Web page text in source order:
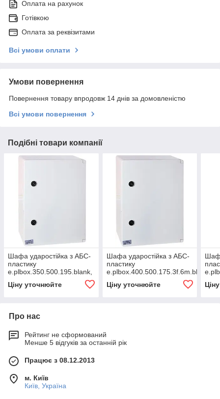
Оплата на рахунок
Готівкою
Оплата за реквізитами
Всі умови оплати
Умови повернення
Повернення товару впродовж 14 днів за домовленістю
Всі умови повернення
Подібні товари компанії
Шафа ударостійка з АБС-
пластику
e.plbox.350.500.195.blank,
Ціну уточнюйте
Шафа ударостійка з АБС-
пластику
e.plbox.400.500.175.3f.6m.blank,
400х500х175 мм, IP65 з
панеллю під 3 — фазний
Ціну уточнюйте
Про нас
Рейтинг не сформований
Менше 5 відгуків за останній рік
Працює з 08.12.2013
м. Київ
Київ, Україна